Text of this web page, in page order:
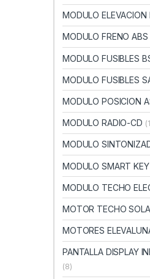
MODULO ELEVACION
MODULO FRENO ABS
MODULO FUSIBLES
MODULO FUSIBLES
MODULO POSICION
MODULO RADIO-CD
MODULO
MODULO SMART KEY
MODULO TECHO
MOTOR TECHO
MOTORES
PANTALLA DISPLAY
(8)